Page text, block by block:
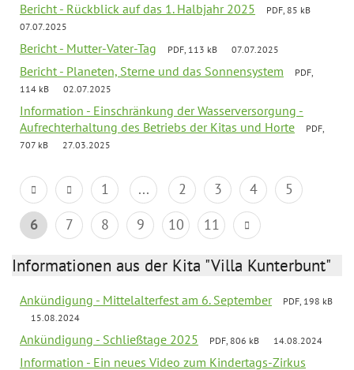
Bericht - Rückblick auf das 1. Halbjahr 2025
PDF, 85 kB
07.07.2025
Bericht - Mutter-Vater-Tag PDF, 113 kB 07.07.2025
Bericht - Planeten, Sterne und das Sonnensystem
PDF,
114 kB
02.07.2025
Information - Einschränkung der Wasserversorgung -
Aufrechterhaltung des Betriebs der Kitas und Horte
PDF,
707 kB
27.03.2025
1 ... 2 3 4
5
6
7 8 9 10 11
Informationen aus der Kita "Villa Kunterbunt"
Ankündigung - Mittelalterfest am 6. September
PDF, 198 kB
15.08.2024
Ankündigung - Schließtage 2025 PDF, 806 kB 14.08.2024
Information - Ein neues Video zum Kindertags-Zirkus